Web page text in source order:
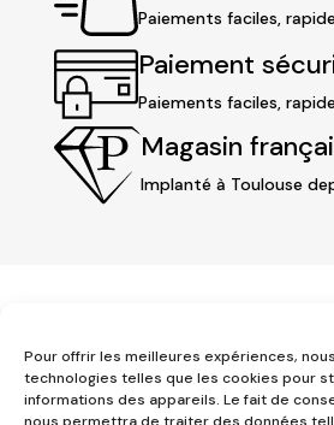
Pour offrir les meilleures expériences,
technologies telles que les cookies pour
informations des appareils. Le fait de
Paiements faciles,
Paiement
Paiements faciles,
Magasin
Implanté à Toulouse